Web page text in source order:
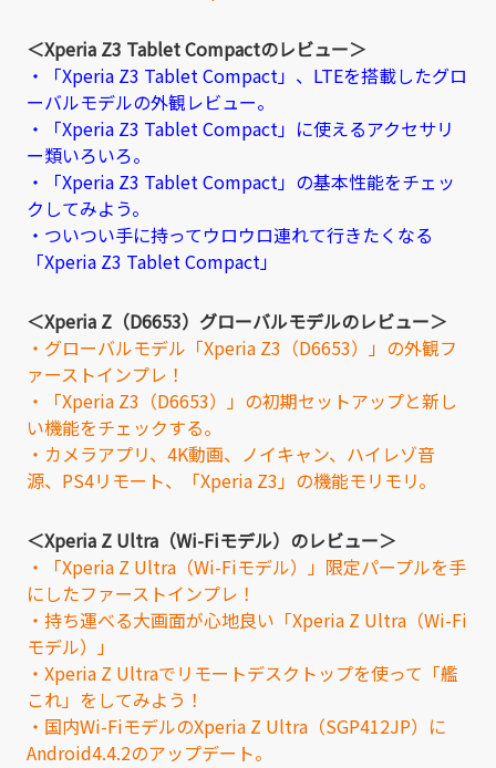
＜Xperia Z3 Tablet Compactのレビュー＞
・「Xperia Z3 Tablet Compact」、LTEを搭載したグロ
ーバルモデルの外観レビュー。
・「Xperia Z3 Tablet Compact」に使えるアクセサリ
ー類いろいろ。
・「Xperia Z3 Tablet Compact」の基本性能をチェッ
クしてみよう。
・ついつい手に持ってウロウロ連れて行きたくなる
「Xperia Z3 Tablet Compact」
＜Xperia Z（D6653）グローバルモデルのレビュー＞
・グローバルモデル「Xperia Z3（D6653）」の外観フ
ァーストインプレ！
・「Xperia Z3（D6653）」の初期セットアップと新し
い機能をチェックする。
・カメラアプリ、4K動画、ノイキャン、ハイレゾ音
源、PS4リモート、「Xperia Z3」の機能モリモリ。
＜Xperia Z Ultra（Wi-Fiモデル）のレビュー＞
・「Xperia Z Ultra（Wi-Fiモデル）」限定パープルを手
にしたファーストインプレ！
・持ち運べる大画面が心地良い「Xperia Z Ultra（Wi-Fi
モデル）」
・Xperia Z Ultraでリモートデスクトップを使って「艦
これ」をしてみよう！
・国内Wi-FiモデルのXperia Z Ultra（SGP412JP）に
Android4.4.2のアップデート。